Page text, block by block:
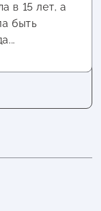
в 15 лет, а
быть